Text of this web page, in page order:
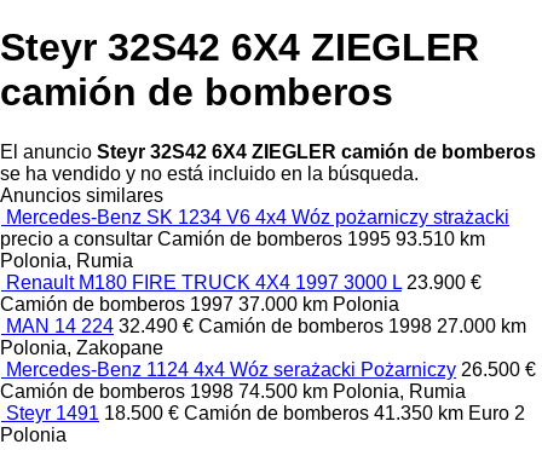
Steyr 32S42 6X4 ZIEGLER
camión de bomberos
El anuncio Steyr 32S42 6X4 ZIEGLER camión de bomberos
se ha vendido y no está incluido en la búsqueda.
Anuncios similares
Mercedes-Benz SK 1234 V6 4x4 Wóz pożarniczy strażacki
precio a consultar Camión de bomberos 1995 93.510 km
Polonia, Rumia
Renault M180 FIRE TRUCK 4X4 1997 3000 L 23.900 €
Camión de bomberos 1997 37.000 km Polonia
MAN 14 224 32.490 € Camión de bomberos 1998 27.000 km
Polonia, Zakopane
Mercedes-Benz 1124 4x4 Wóz serażacki Pożarniczy 26.500 €
Camión de bomberos 1998 74.500 km Polonia, Rumia
Steyr 1491 18.500 € Camión de bomberos 41.350 km Euro 2
Polonia